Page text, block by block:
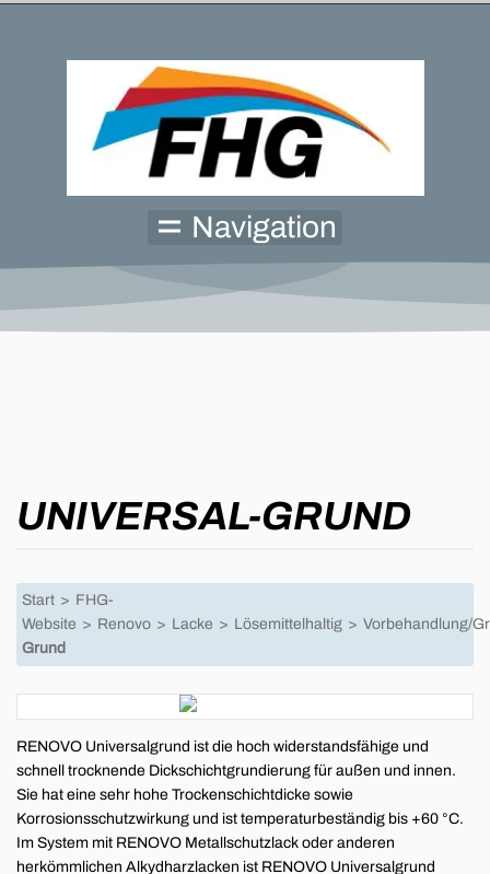
Navigation
UNIVERSAL-GRUND
Start > FHG-
Website > Renovo > Lacke > Lösemittelhaltig > Vorbehandlung/
Grund
RENOVO Universalgrund ist die hoch widerstandsfähige und
schnell trocknende Dickschichtgrundierung für außen und innen.
Sie hat eine sehr hohe Trockenschichtdicke sowie
Korrosionsschutzwirkung und ist temperaturbeständig bis +60 °C.
Im System mit RENOVO Metallschutzlack oder anderen
herkömmlichen Alkydharzlacken ist RENOVO Universalgrund